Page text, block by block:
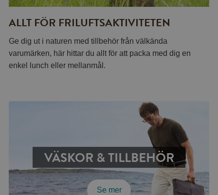
ALLT FÖR FRILUFTSAKTIVITETEN
Ge dig ut i naturen med tillbehör från välkända
varumärken, här hittar du allt för att packa med dig en
enkel lunch eller mellanmål.
VÄSKOR & TILLBEHÖR
Se mer